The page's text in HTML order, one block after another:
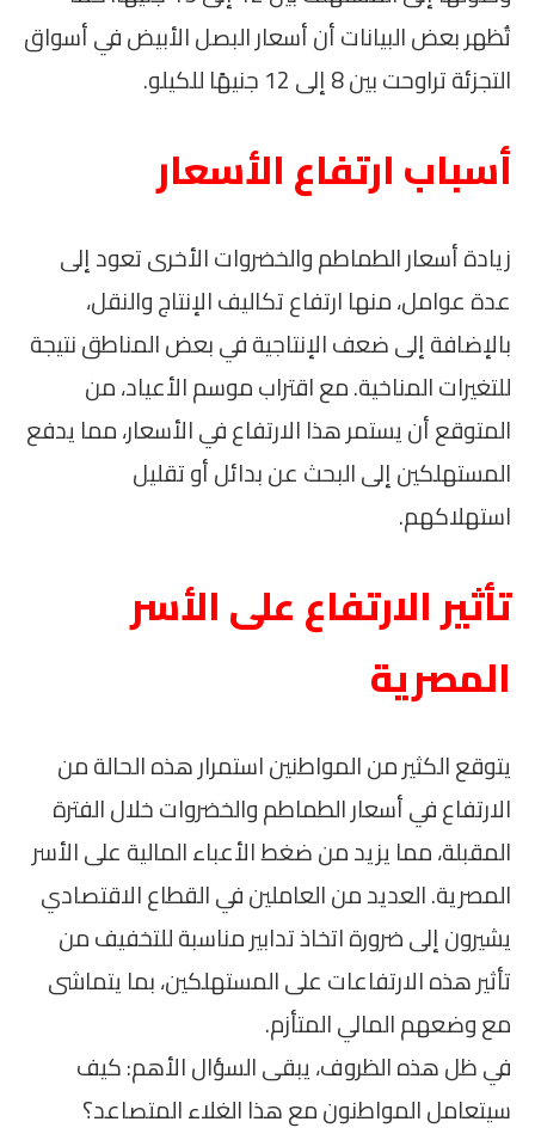
تُظهر بعض البيانات أن أسعار البصل الأبيض في أسواق
التجزئة تراوحت بين 8 إلى 12 جنيهًا للكيلو.
أسباب ارتفاع الأسعار
زيادة أسعار الطماطم والخضروات الأخرى تعود إلى
عدة عوامل، منها ارتفاع تكاليف الإنتاج والنقل،
بالإضافة إلى ضعف الإنتاجية في بعض المناطق نتيجة
للتغيرات المناخية. مع اقتراب موسم الأعياد، من
المتوقع أن يستمر هذا الارتفاع في الأسعار، مما يدفع
المستهلكين إلى البحث عن بدائل أو تقليل
استهلاكهم.
تأثير الارتفاع على الأسر
المصرية
يتوقع الكثير من المواطنين استمرار هذه الحالة من
الارتفاع في أسعار الطماطم والخضروات خلال الفترة
المقبلة، مما يزيد من ضغط الأعباء المالية على الأسر
المصرية. العديد من العاملين في القطاع الاقتصادي
يشيرون إلى ضرورة اتخاذ تدابير مناسبة للتخفيف من
تأثير هذه الارتفاعات على المستهلكين، بما يتماشى
مع وضعهم المالي المتأزم.
في ظل هذه الظروف، يبقى السؤال الأهم: كيف
سيتعامل المواطنون مع هذا الغلاء المتصاعد؟